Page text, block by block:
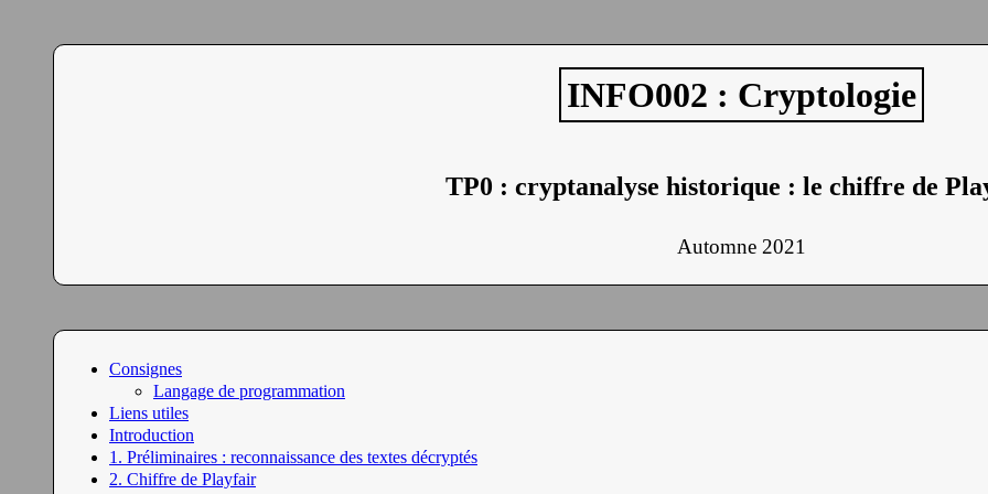
INFO002 : Cryptologie
TP0 : cryptanalyse historique : le chiffre de
Automne 2021
Consignes
Langage de programmation
Liens utiles
Introduction
1. Préliminaires : reconnaissance des textes décryptés
2. Chiffre de Playfair